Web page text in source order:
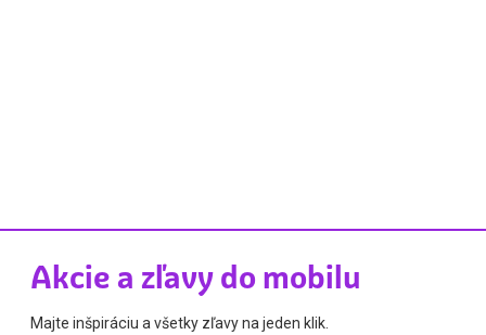
Akcie a zľavy do mobilu
Majte inšpiráciu a všetky zľavy na jeden klik.